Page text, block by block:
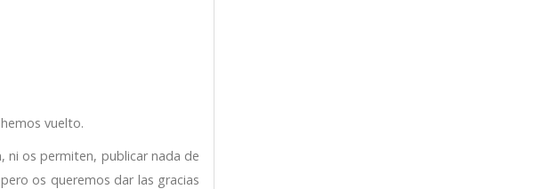
vuelto.
ni os permiten, publicar nada de
os queremos dar las gracias